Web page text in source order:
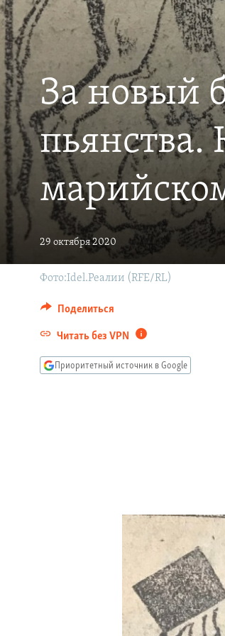
ПОДПИШИТЕСЬ НА РАССЫЛКУ
За новый
пьянства.
29 октября 2020
Фото:Idel.Реалии (RFE/RL)
Поделиться
Читать без VPN
Приоритетный источник в Google